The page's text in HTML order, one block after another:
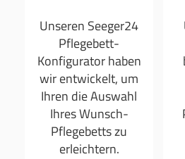
Unseren Seeger24
Pflegebett-
Konfigurator haben
wir entwickelt, um
Ihren die Auswahl
Ihres Wunsch-
Pflegebetts zu
erleichtern.